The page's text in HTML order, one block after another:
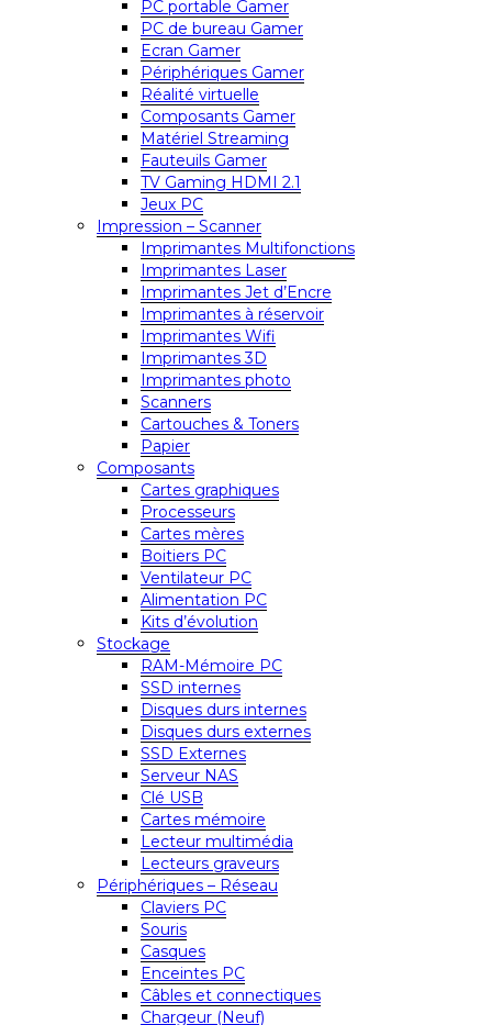
PC portable Gamer
PC de bureau Gamer
Ecran Gamer
Périphériques Gamer
Réalité virtuelle
Composants Gamer
Matériel Streaming
Fauteuils Gamer
TV Gaming HDMI 2.1
Jeux PC
Impression – Scanner
Imprimantes Multifonctions
Imprimantes Laser
Imprimantes Jet d’Encre
Imprimantes à réservoir
Imprimantes Wifi
Imprimantes 3D
Imprimantes photo
Scanners
Cartouches & Toners
Papier
Composants
Cartes graphiques
Processeurs
Cartes mères
Boitiers PC
Ventilateur PC
Alimentation PC
Kits d’évolution
Stockage
RAM-Mémoire PC
SSD internes
Disques durs internes
Disques durs externes
SSD Externes
Serveur NAS
Clé USB
Cartes mémoire
Lecteur multimédia
Lecteurs graveurs
Périphériques – Réseau
Claviers PC
Souris
Casques
Enceintes PC
Câbles et connectiques
Chargeur (Neuf)